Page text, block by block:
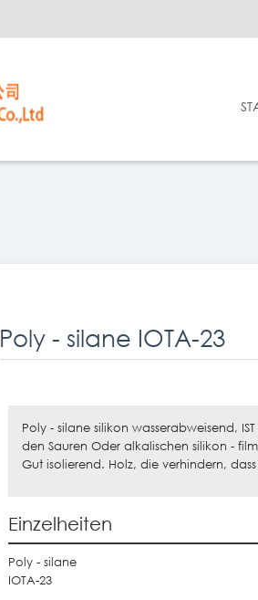
Poly - silane IOTA-23
Poly - silane silikon wasserabweisend,
den Sauren Oder alkalischen silikon -
Gut isolierend. Holz, die verhindern,
Einzelheiten
Poly - silane
IOTA-23